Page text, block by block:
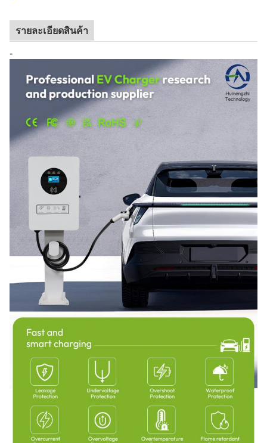
รายละเอียดสินค้า
-